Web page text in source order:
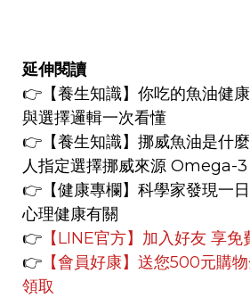
延伸閱讀
👉 【養生知識】 你吃的魚油健
與選擇邏輯一次看懂
👉【養生知識】 挪威魚油是什
人指定選擇挪威來源 Omega-3
👉 【健康專欄】 科學家發現一
心理健康有關
👉 【LINE官方】 加入好友 享免
👉 【會員好康】 送您500元購
領取